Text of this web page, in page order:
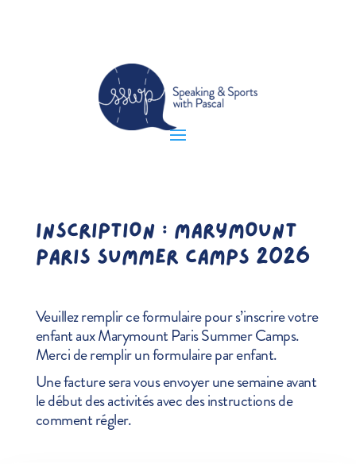
INSCRIPTION : MARYMOUNT
PARIS SUMMER CAMPS 2026
Veuillez remplir ce formulaire pour s’inscrire votre
enfant aux Marymount Paris Summer Camps.
Merci de remplir un formulaire par enfant.
Une facture sera vous envoyer une semaine avant
le début des activités avec des instructions de
comment régler.